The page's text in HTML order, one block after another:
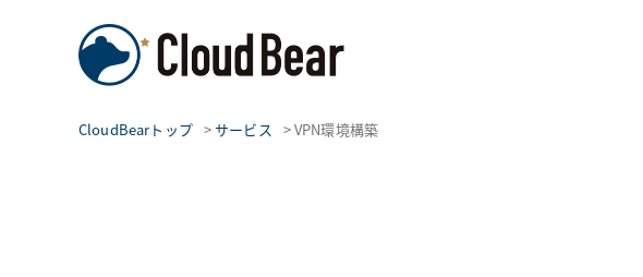
CloudBearトップ >サービス >VPN環境構築